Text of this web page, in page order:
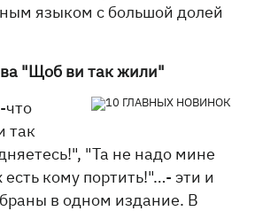
языком с большой долей
"Щоб ви так жили"
так
"Та не надо мине
кому портить!"…- эти и
в одном издание. В